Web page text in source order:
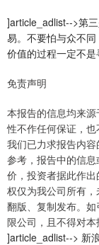
]article_adlist-->第
易。不要怕与众不
价值的过程一定不是
免责声明
本报告的信息均来
性不作任何保证，也
我们已力求报告内
参考，报告中的信
价，投资者据此作
权仅为我公司所有
翻版、复制发布。
限公司，且不得对本
]article_adlist--> 新